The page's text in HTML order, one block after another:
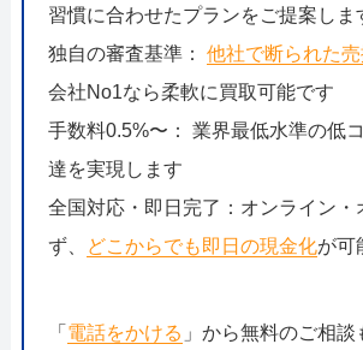
習慣に合わせたプランをご提案しま
独自の審査基準： 他社で断られた
会社No1なら柔軟に買取可能です
手数料0.5%〜： 業界最低水準の低
達を実現します
全国対応・即日完了：オンライン・
ず、
どこからでも即日の現金化が可
「 電話をかける 」から無料のご相談